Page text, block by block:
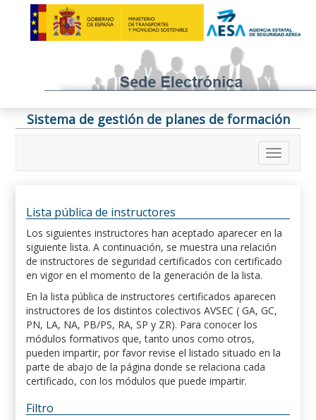
Sistema de gestión de planes de formación
Lista pública de instructores
Los siguientes instructores han aceptado aparecer en la
siguiente lista. A continuación, se muestra una relación
de instructores de seguridad certificados con certificado
en vigor en el momento de la generación de la lista.
En la lista pública de instructores certificados aparecen
instructores de los distintos colectivos AVSEC ( GA, GC,
PN, LA, NA, PB/PS, RA, SP y ZR). Para conocer los
módulos formativos que, tanto unos como otros,
pueden impartir, por favor revise el listado situado en la
parte de abajo de la página donde se relaciona cada
certificado, con los módulos que puede impartir.
Filtro